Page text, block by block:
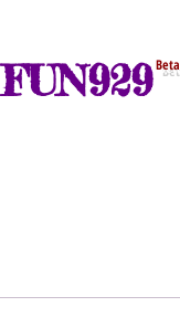
Beta
FUN929